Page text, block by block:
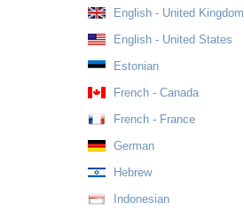
English - United Kingdom
English - United States
Estonian
French - Canada
French - France
German
Hebrew
Indonesian